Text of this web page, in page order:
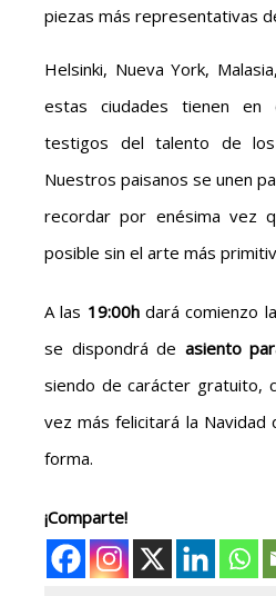
piezas más representativas
Helsinki, Nueva York,
estas ciudades tienen en
testigos del talento de los
Nuestros paisanos se unen
recordar por enésima vez
posible sin el arte más
A las 19:00hdará comienzo
se dispondrá de asiento
siendo de carácter gratuito,
vez más felicitará la Navidad
forma.
¡Comparte!